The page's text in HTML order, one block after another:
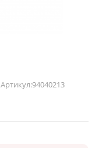
Артикул:94040213